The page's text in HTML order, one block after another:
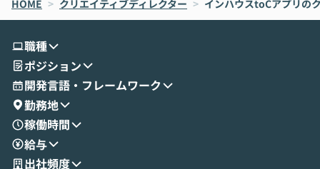
oworkの基本的な機能をご紹介いただきま
す。 続く公開デモでは、実際にCoworkを
せいただきます。数分でワークフローが完
成する手軽さや、Gmail等の外部サービス
とセキュアに連携できるポイントなど、実
演を通じて具体的なイメージをお届けしま
す。 後半のディスカッションでは、セキュ
リティの考え方や社内導入の進め方など、
現場目線でさらに深掘りしていきます。
「自分の業務をAIで自動化してみたいけ
は、LLMのフル
ント構築の最前
HOME > クリエイティブディレクター > インハウスtoCアプリの
職種
ポジション
開発言語・フレームワーク
勤務地
稼働時間
給与
出社頻度